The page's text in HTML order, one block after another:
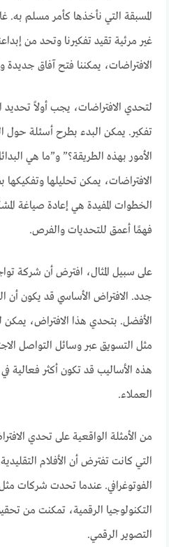
المسبقة التي نأخذها كأمر مسلم به.
غير مرئية تقيد تفكيرنا وتحد من
الافتراضات، يمكننا فتح آفاق
لتحدي الافتراضات، يجب أولاً تحديد
تفكير. يمكن البدء بطرح أسئلة حول
الأمور بهذه الطريقة؟” و”ما هي
الافتراضات، يمكن تحليلها
الخطوات المفيدة هي إعادة صياغة
فهمًا أعمق للتحديات والفرص.
على سبيل المثال، افترض أن شركة
جدد. الافتراض الأساسي قد يكون أن
الأفضل. بتحدي هذا الافتراض،
مثل التسويق عبر وسائل التواصل
هذه الأساليب قد تكون أكثر
العملاء.
من الأمثلة الواقعية على تحدي
التي كانت تفترض أن الأفلام
الفوتوغرافي. عندما تحدت شركات
التكنولوجيا الرقمية، تمكنت من
التصوير الرقمي.